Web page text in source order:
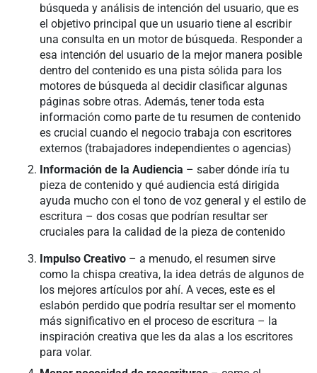
búsqueda y análisis de intención del usuario, que es
el objetivo principal que un usuario tiene al escribir
una consulta en un motor de búsqueda. Responder a
esa intención del usuario de la mejor manera posible
dentro del contenido es una pista sólida para los
motores de búsqueda al decidir clasificar algunas
páginas sobre otras. Además, tener toda esta
información como parte de tu resumen de contenido
es crucial cuando el negocio trabaja con escritores
externos (trabajadores independientes o agencias)
Información de la Audiencia – saber dónde iría tu
pieza de contenido y qué audiencia está dirigida
ayuda mucho con el tono de voz general y el estilo de
escritura – dos cosas que podrían resultar ser
cruciales para la calidad de la pieza de contenido
Impulso Creativo – a menudo, el resumen sirve
como la chispa creativa, la idea detrás de algunos de
los mejores artículos por ahí. A veces, este es el
eslabón perdido que podría resultar ser el momento
más significativo en el proceso de escritura – la
inspiración creativa que les da alas a los escritores
para volar.